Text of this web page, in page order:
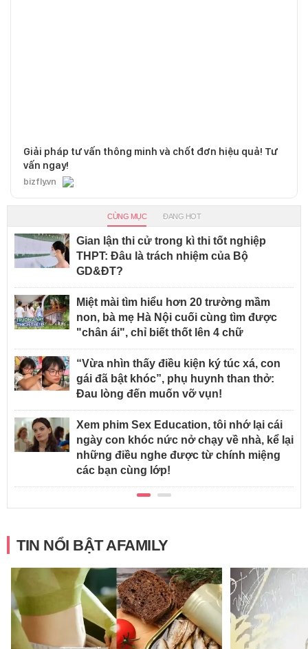
Giải pháp tư vấn thông minh và chốt đơn hiệu quả! Tư
vấn ngay!
bizfly.vn
CÙNG MỤC ĐANG HOT
Gian lận thi cử trong kì thi tốt nghiệp
THPT: Đâu là trách nhiệm của Bộ
GD&ĐT?
Miệt mài tìm hiểu hơn 20 trường mầm
non, bà mẹ Hà Nội cuối cùng tìm được
"chân ái", chỉ biết thốt lên 4 chữ
“Vừa nhìn thấy điều kiện ký túc xá, con
gái đã bật khóc”, phụ huynh than thở:
Đau lòng đến muốn vỡ vụn!
Xem phim Sex Education, tôi nhớ lại cái
ngày con khóc nức nở chạy về nhà, kể lại
những điều nghe được từ chính miệng
các bạn cùng lớp!
TIN NỔI BẬT AFAMILY